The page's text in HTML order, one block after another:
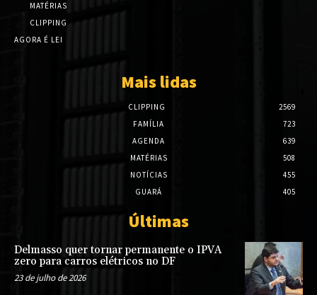
MATÉRIAS
CLIPPING
AGORA É LEI
Mais lidas
CLIPPING
2569
FAMÍLIA
723
AGENDA
639
MATÉRIAS
508
NOTÍCIAS
455
GUARÁ
405
Últimas
Delmasso quer tornar permanente o IPVA
zero para carros elétricos no DF
23 de julho de 2026